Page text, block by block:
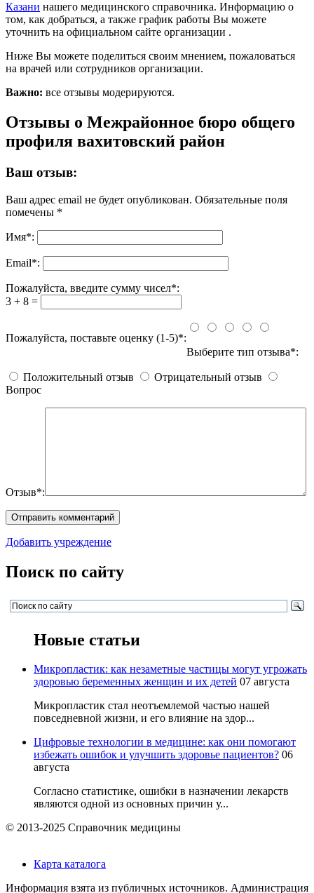
Казани нашего медицинского справочника. Информацию о
том, как добраться, а также график работы Вы можете
уточнить на официальном сайте организации .
Ниже Вы можете поделиться своим мнением, пожаловаться
на врачей или сотрудников организации.
Важно: все отзывы модерируются.
Отзывы о Межрайонное бюро общего
профиля вахитовский район
Ваш отзыв:
Ваш адрес email не будет опубликован. Обязательные поля
помечены *
Имя*:
Email*:
Пожалуйста, введите сумму чисел*:
3 + 8 =
Пожалуйста, поставьте оценку (1-5)*:
Выберите тип отзыва*:
Положительный отзыв
Отрицательный отзыв
Вопрос
Отзыв*:
Добавить учреждение
Поиск по сайту
Новые статьи
Микропластик: как незаметные частицы могут угрожать
здоровью беременных женщин и их детей 07 августа
Микропластик стал неотъемлемой частью нашей
повседневной жизни, и его влияние на здор...
Цифровые технологии в медицине: как они помогают
избежать ошибок и улучшить здоровье пациентов? 06
августа
Согласно статистике, ошибки в назначении лекарств
являются одной из основных причин у...
© 2013-2025 Справочник медицины
Карта каталога
Информация взята из публичных источников. Администрация